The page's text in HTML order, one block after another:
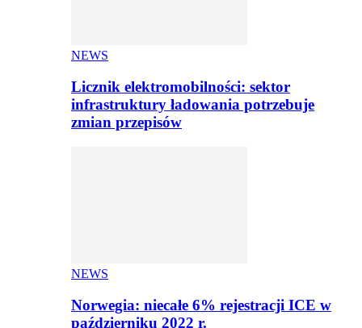
NEWS
Licznik elektromobilności: sektor
infrastruktury ładowania potrzebuje
zmian przepisów
NEWS
Norwegia: niecałe 6% rejestracji ICE w
październiku 2022 r.